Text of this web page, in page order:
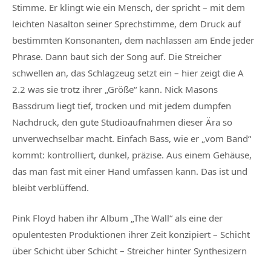
Stimme. Er klingt wie ein Mensch, der spricht – mit dem
leichten Nasalton seiner Sprechstimme, dem Druck auf
bestimmten Konsonanten, dem nachlassen am Ende jeder
Phrase. Dann baut sich der Song auf. Die Streicher
schwellen an, das Schlagzeug setzt ein – hier zeigt die A
2.2 was sie trotz ihrer „Größe“ kann. Nick Masons
Bassdrum liegt tief, trocken und mit jedem dumpfen
Nachdruck, den gute Studioaufnahmen dieser Ära so
unverwechselbar macht. Einfach Bass, wie er „vom Band“
kommt: kontrolliert, dunkel, präzise. Aus einem Gehäuse,
das man fast mit einer Hand umfassen kann. Das ist und
bleibt verblüffend.
Pink Floyd haben ihr Album „The Wall“ als eine der
opulentesten Produktionen ihrer Zeit konzipiert – Schicht
über Schicht über Schicht – Streicher hinter Synthesizern